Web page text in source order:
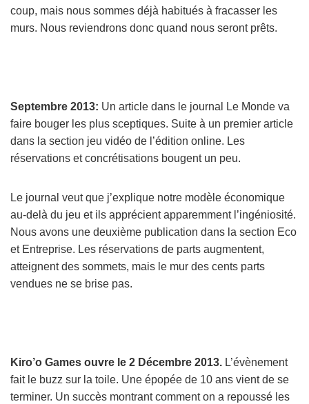
coup, mais nous sommes déjà habitués à fracasser les
murs. Nous reviendrons donc quand nous seront prêts.
Septembre 2013: Un article dans le journal Le Monde va
faire bouger les plus sceptiques. Suite à un premier article
dans la section jeu vidéo de l’édition online. Les
réservations et concrétisations bougent un peu.
Le journal veut que j’explique notre modèle économique
au-delà du jeu et ils apprécient apparemment l’ingéniosité.
Nous avons une deuxième publication dans la section Eco
et Entreprise. Les réservations de parts augmentent,
atteignent des sommets, mais le mur des cents parts
vendues ne se brise pas.
Kiro’o Games ouvre le 2 Décembre 2013. L’évènement
fait le buzz sur la toile. Une épopée de 10 ans vient de se
terminer. Un succès montrant comment on a repoussé les